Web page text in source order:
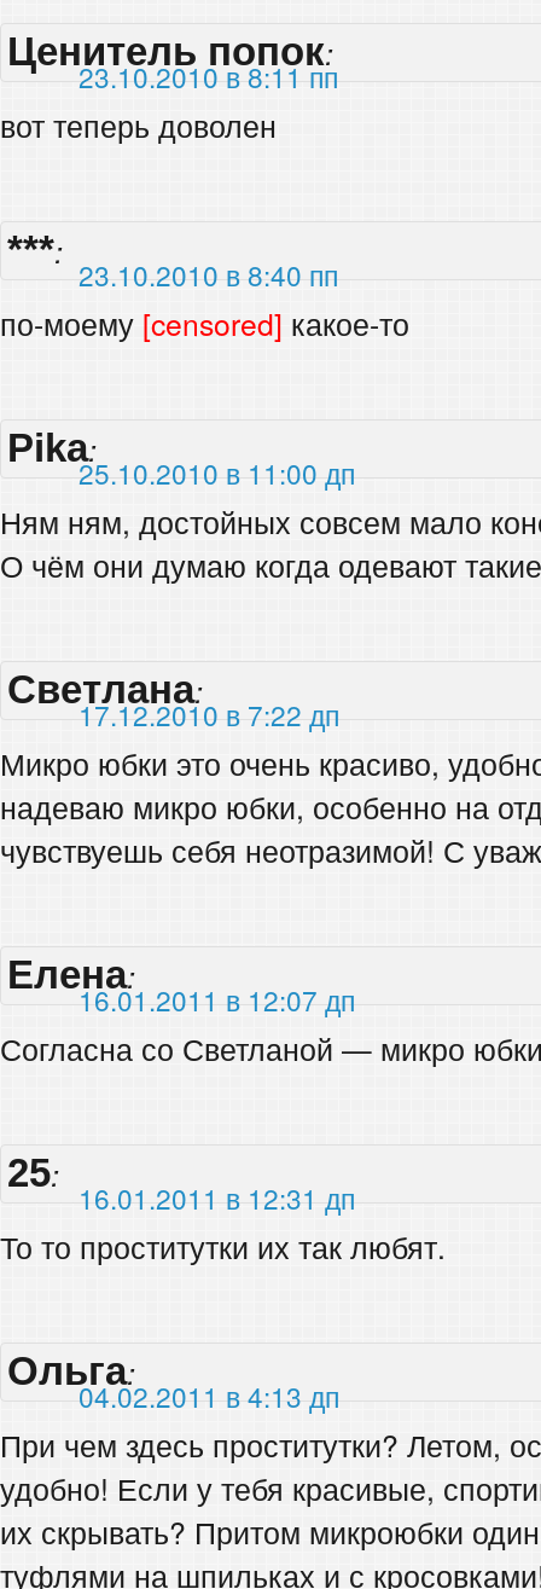
Ценитель попок:
23.10.2010 в 8:11 пп
вот теперь доволен
***:
23.10.2010 в 8:40 пп
по-моему [censored] какое-то
Pika:
25.10.2010 в 11:00 дп
Ням ням, достойных совсем мало
О чём они думаю когда одевают
Светлана:
17.12.2010 в 7:22 дп
Микро юбки это очень красиво,
надеваю микро юбки, особенно на
чувствуешь себя неотразимой! С
Елена:
16.01.2011 в 12:07 дп
Согласна со Светланой — микро
25:
16.01.2011 в 12:31 дп
То то проститутки их так любят.
Ольга:
04.02.2011 в 4:13 дп
При чем здесь проститутки? Летом,
удобно! Если у тебя красивые,
их скрывать? Притом микроюбки
туфлями на шпильках и с